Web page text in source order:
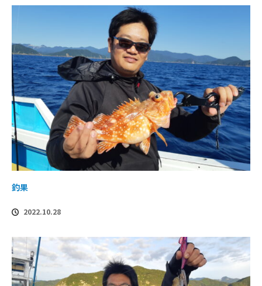
釣果
2022.10.28